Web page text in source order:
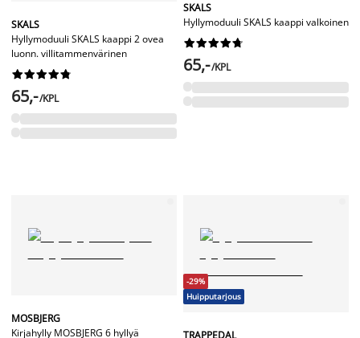
SKALS
Hyllymoduuli SKALS kaappi 2 ovea
luonn. villitammenvärinen






65,-/KPL
SKALS
Hyllymoduuli SKALS kaappi valkoinen






65,-/KPL
MOSBJERG
Kirjahylly MOSBJERG 6 hyllyä
-29%
Huipputarjous
TRAPPEDAL